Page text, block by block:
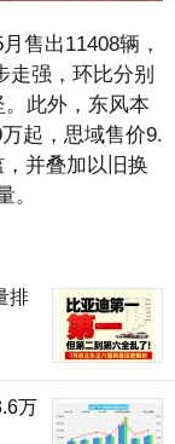
售出11408辆，
走强，环比分别
此外，东风本
起，思域售价9.
并叠加以旧换
。
排
万